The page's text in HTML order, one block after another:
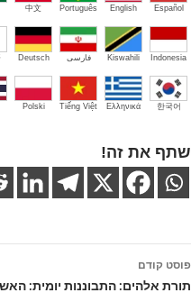
Español
English
Português
中文
Indonesia
Kiswahili فارسی Deutsch
한국어
Ελληνικά
Tiếng Việt
Polski
שתף את זה!
ניווט
בפוסטים
פוסט קודם
תורת אלהים: התבוננות יומית: